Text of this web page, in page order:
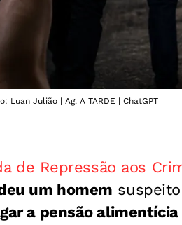
Julião | Ag. A TARDE | ChatGPT
de Repressão aos
um homem
a pensão alimentícia